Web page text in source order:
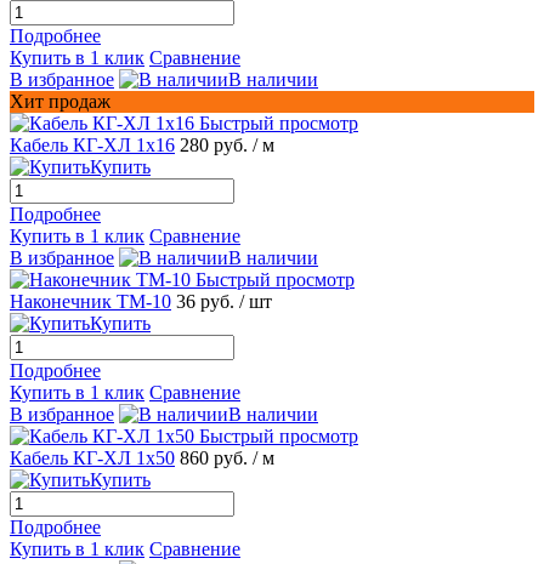
Подробнее
Купить в 1 клик Сравнение
В избранное
В наличии
Хит продаж
Быстрый просмотр
Кабель КГ-ХЛ 1х16 280 руб. / м
Купить
Подробнее
Купить в 1 клик Сравнение
В избранное
В наличии
Быстрый просмотр
Наконечник ТМ-10 36 руб. / шт
Купить
Подробнее
Купить в 1 клик Сравнение
В избранное
В наличии
Быстрый просмотр
Кабель КГ-ХЛ 1х50 860 руб. / м
Купить
Подробнее
Купить в 1 клик Сравнение